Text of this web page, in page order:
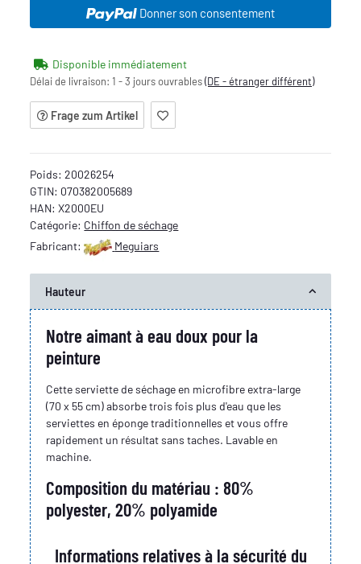
Donner son consentement
Disponible immédiatement
Délai de livraison:1 - 3 jours ouvrables(DE - étranger différent)
Frage zum Artikel
Poids:20026254
GTIN: 070382005689
HAN: X2000EU
Catégorie: Chiffon de séchage
Fabricant:
Meguiars
Hauteur
Notre aimant à eau doux pour la
peinture
Cette serviette de séchage en microfibre extra-large
(70 x 55 cm) absorbe trois fois plus d'eau que les
serviettes en éponge traditionnelles et vous offre
rapidement un résultat sans taches. Lavable en
machine.
Composition du matériau : 80%
polyester, 20% polyamide
Informations relatives à la sécurité du